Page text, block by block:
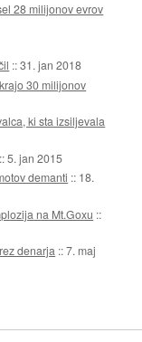
28 milijonov evrov
::31. jan 2018
30 milijonov
ki sta izsiljevala
::5. jan 2015
demanti :: 18.
na Mt.Goxu ::
denarja ::7. maj